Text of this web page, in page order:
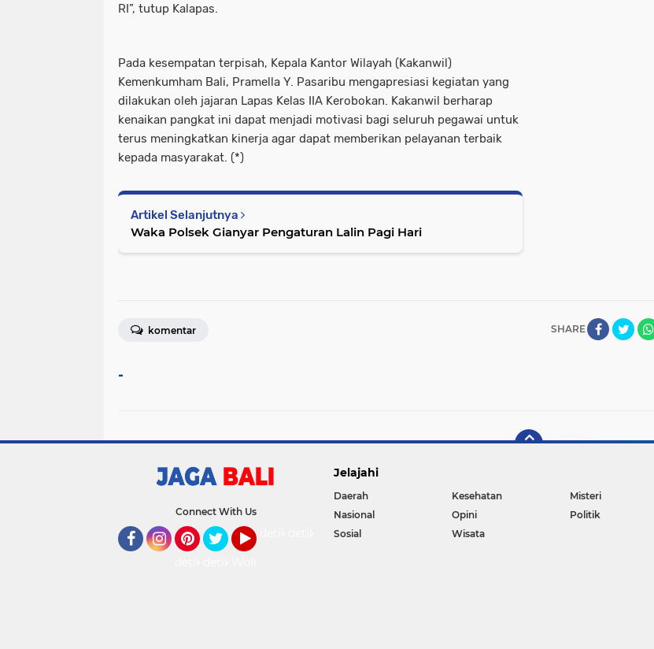
RI”, tutup Kalapas.
Pada kesempatan terpisah, Kepala Kantor Wilayah (Kakanwil)
Kemenkumham Bali, Pramella Y. Pasaribu mengapresiasi kegiatan yang
dilakukan oleh jajaran Lapas Kelas IIA Kerobokan. Kakanwil berharap
kenaikan pangkat ini dapat menjadi motivasi bagi seluruh pegawai untuk
terus meningkatkan kinerja agar dapat memberikan pelayanan terbaik
kepada masyarakat. (*)
Artikel Selanjutnya
Waka Polsek Gianyar Pengaturan Lalin Pagi Hari
SHARE
komentar
-
Connect With Us
detikTravel
Jelajahi
Daerah Kesehatan Misteri
Nasional
Opini Politik
Sosial
Wisata